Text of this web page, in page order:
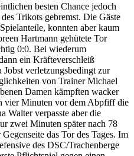
besten Chance jedoch
Trikots gebremst. Die Gäste
konnten aber kaum
Hartmann gehütete Tor
0:0. Bei wiederum
ein Kräfteverschleiß
verletzungsbedingt zur
von Trainer Michael
Damen kämpften wacker
vier Minuten vor dem Abpfiff die
Walter verpasste aber die
zwei Minuten später nach 78
das Tor des Tages. Im
des DSC/Trachenberge